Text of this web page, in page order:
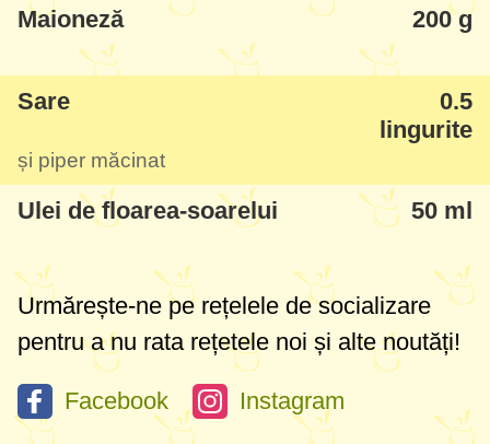
Maioneză 200 g
Sare
0.5
lingurite
și piper măcinat
Ulei de floarea-soarelui 50 ml
Urmărește-ne pe rețelele de socializare
pentru a nu rata rețetele noi și alte noutăți!
Facebook Instagram